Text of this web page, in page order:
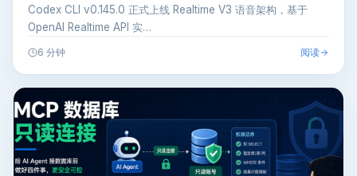
Codex CLI v0.145.0 正式上线 Realtime V3 语音架构，基于
OpenAI Realtime API 实…
6 分钟 阅读